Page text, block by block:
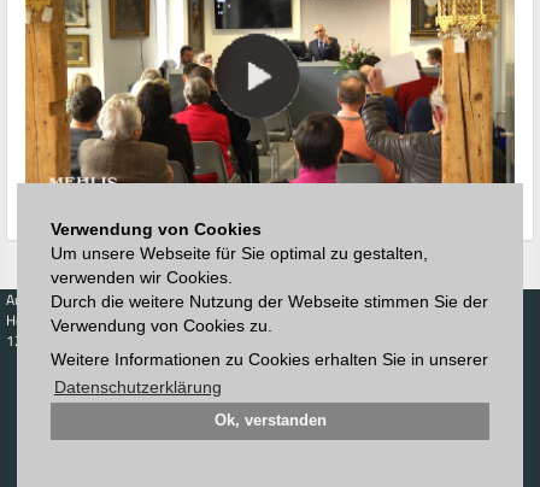
Verwendung von Cookies
Um unsere Webseite für Sie optimal zu gestalten,
verwenden wir Cookies.
Durch die weitere Nutzung der Webseite stimmen Sie der
Verwendung von Cookies zu.
Weitere Informationen zu Cookies erhalten Sie in unserer
Datenschutzerklärung
Ok, verstanden
Auktionen
Höchstzuschläge
123. Auktion
Zeitplan
Katalog
Blätterkatalog
Kaufen
Kalender
Verkaufen
Preisdatenbank
Auktionshaus
Anmelden
Newsletter
Downloads